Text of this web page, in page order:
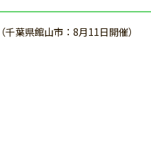
葉県館山市：8月11日開催）